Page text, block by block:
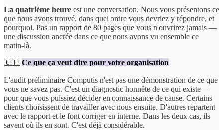
La quatrième heure est une conversation. Nous vous présentons ce
que nous avons trouvé, dans quel ordre vous devriez y répondre, et
pourquoi. Pas un rapport de 80 pages que vous n'ouvrirez jamais —
une discussion ancrée dans ce que nous avons vu ensemble ce
matin-là.
🇨🇭 Ce que ça veut dire pour votre organisation
L'audit préliminaire Computis n'est pas une démonstration de ce que
vous ne savez pas. C'est un diagnostic honnête de ce qui existe —
pour que vous puissiez décider en connaissance de cause. Certains
clients choisissent de travailler avec nous ensuite. D'autres repartent
avec le rapport et le font corriger en interne. Dans les deux cas, ils
savent où ils en sont. C'est déjà considérable.